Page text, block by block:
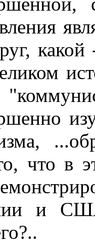
что в
и